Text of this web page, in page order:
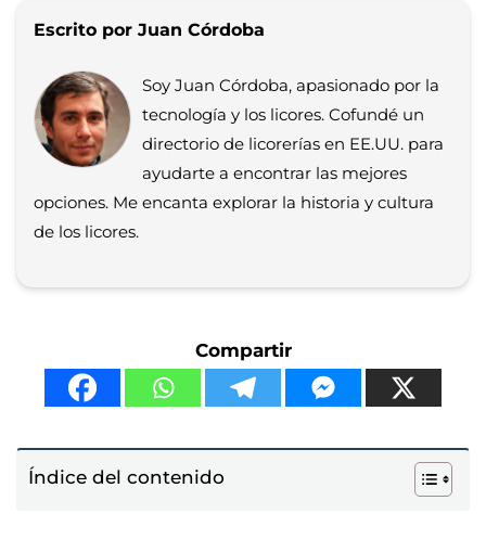
Escrito por Juan Córdoba
Soy Juan Córdoba, apasionado por la
tecnología y los licores. Cofundé un
directorio de licorerías en EE.UU. para
ayudarte a encontrar las mejores
opciones. Me encanta explorar la historia y cultura
de los licores.
Compartir
Índice del contenido